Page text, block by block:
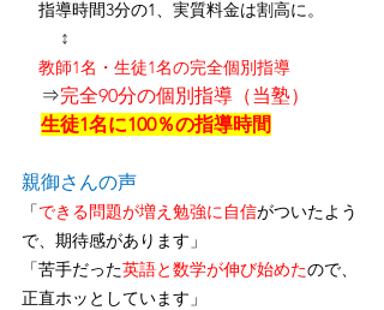
指導時間3分の1、 実質料金は割高に 。
↕
教師1名・生徒1名の完全個別指導
⇒完全90分の個別指導（当塾）
生徒1名に100％の指導時間
親御さんの声
「できる問題が増え勉強に自信がついたよう
で、期待感があります」
「苦手だった英語と数学が伸び始めたので、
正直ホッとしています」